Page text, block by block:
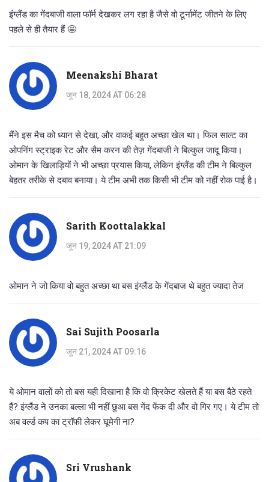
इंग्लैंड का गेंदबाजी वाला फॉर्म देखकर लग रहा है जैसे वो टूर्नामेंट जीतने के लिए
पहले से ही तैयार हैं 🤩
Meenakshi Bharat
जून 18, 2024 AT 06:28
मैंने इस मैच को ध्यान से देखा, और वाकई बहुत अच्छा खेल था। फिल साल्ट का
ओपनिंग स्ट्राइक रेट और सैम करन की तेज़ गेंदबाजी ने बिल्कुल जादू किया।
ओमान के खिलाड़ियों ने भी अच्छा प्रयास किया, लेकिन इंग्लैंड की टीम ने बिल्कुल
बेहतर तरीके से दबाव बनाया। ये टीम अभी तक किसी भी टीम को नहीं रोक पाई है।
Sarith Koottalakkal
जून 19, 2024 AT 21:09
ओमान ने जो किया वो बहुत अच्छा था बस इंग्लैंड के गेंदबाज थे बहुत ज्यादा तेज
Sai Sujith Poosarla
जून 21, 2024 AT 09:16
ये ओमान वालों को तो बस यही दिखाना है कि वो क्रिकेट खेलते हैं या बस बैठे रहते
हैं? इंग्लैंड ने उनका बल्ला भी नहीं छुआ बस गेंद फेंक दी और वो गिर गए। ये टीम तो
अब वर्ल्ड कप का ट्रॉफी लेकर घूमेगी ना?
Sri Vrushank